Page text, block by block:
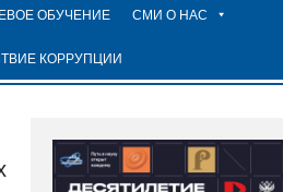
ОБУЧЕНИЕ СМИ О НАС
КОРРУПЦИИ